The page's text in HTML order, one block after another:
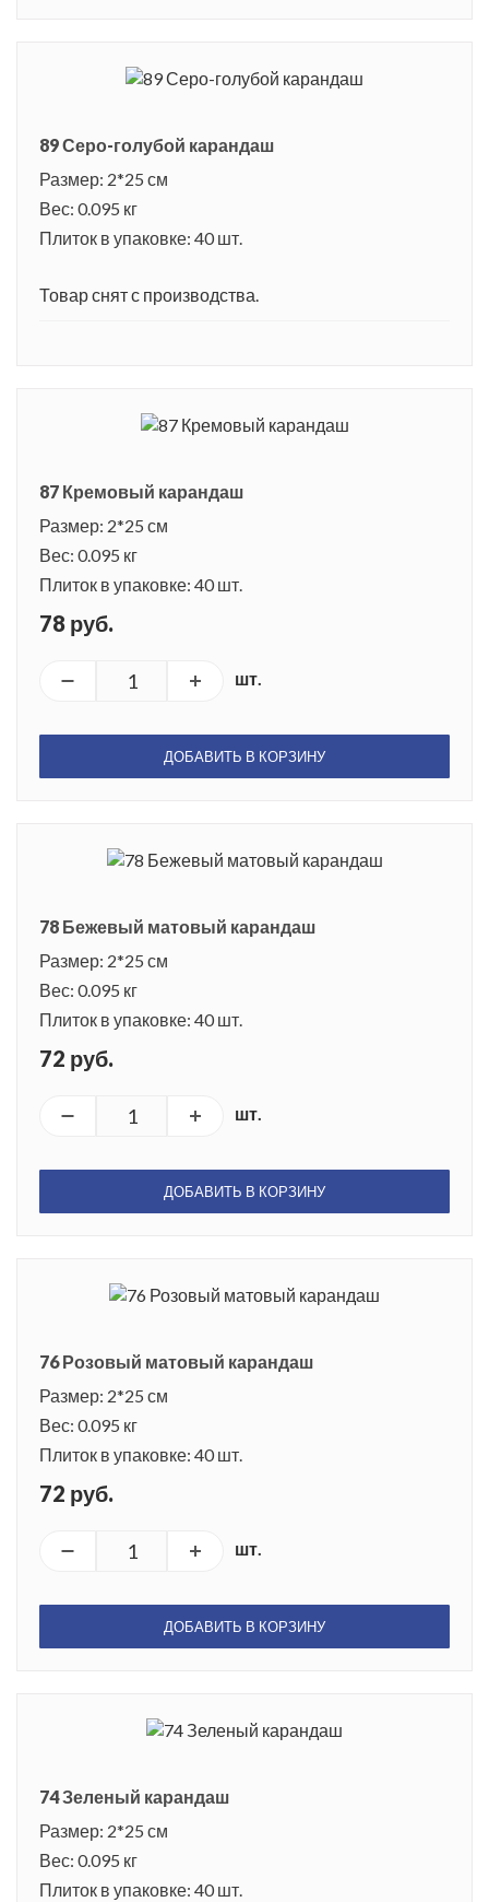
89 Серо-голубой карандаш
Размер: 2*25 см
Вес: 0.095 кг
Плиток в упаковке: 40 шт.
Товар снят с производства.
87 Кремовый карандаш
Размер: 2*25 см
Вес: 0.095 кг
Плиток в упаковке: 40 шт.
78 руб.
шт.
ДОБАВИТЬ В КОРЗИНУ
78 Бежевый матовый карандаш
Размер: 2*25 см
Вес: 0.095 кг
Плиток в упаковке: 40 шт.
72 руб.
шт.
ДОБАВИТЬ В КОРЗИНУ
76 Розовый матовый карандаш
Размер: 2*25 см
Вес: 0.095 кг
Плиток в упаковке: 40 шт.
72 руб.
шт.
ДОБАВИТЬ В КОРЗИНУ
74 Зеленый карандаш
Размер: 2*25 см
Вес: 0.095 кг
Плиток в упаковке: 40 шт.